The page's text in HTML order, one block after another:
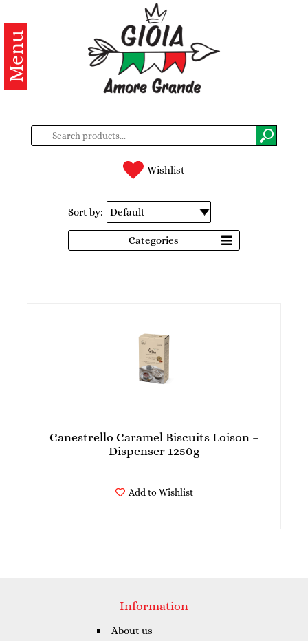
Categories
Products
us
Register
Menu
Wishlist
Sort by:
Categories
Canestrello Caramel Biscuits Loison –
Dispenser 1250g
Add to Wishlist
Information
About us